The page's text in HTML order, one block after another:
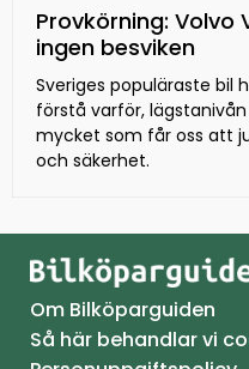
Provkörning:
ingen besviken
Sveriges populäraste bil
förstå varför,
mycket som får oss att
och säkerhet.
Om Bilköparguiden
Så här behandlar vi